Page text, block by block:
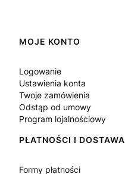
Linki w stopce
MOJE KONTO
Logowanie
Ustawienia konta
Twoje zamówienia
Odstąp od umowy
Program lojalnościowy
PŁATNOŚCI I DOSTAWA
Formy płatności